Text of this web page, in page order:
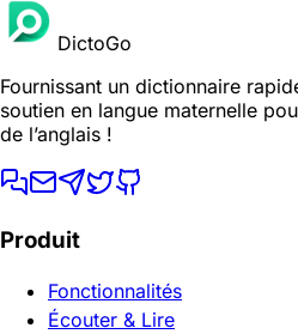
DictoGo
Fournissant un dictionnaire
soutien en langue maternelle
de l’anglais !
Produit
Fonctionnalités
Écouter & Lire